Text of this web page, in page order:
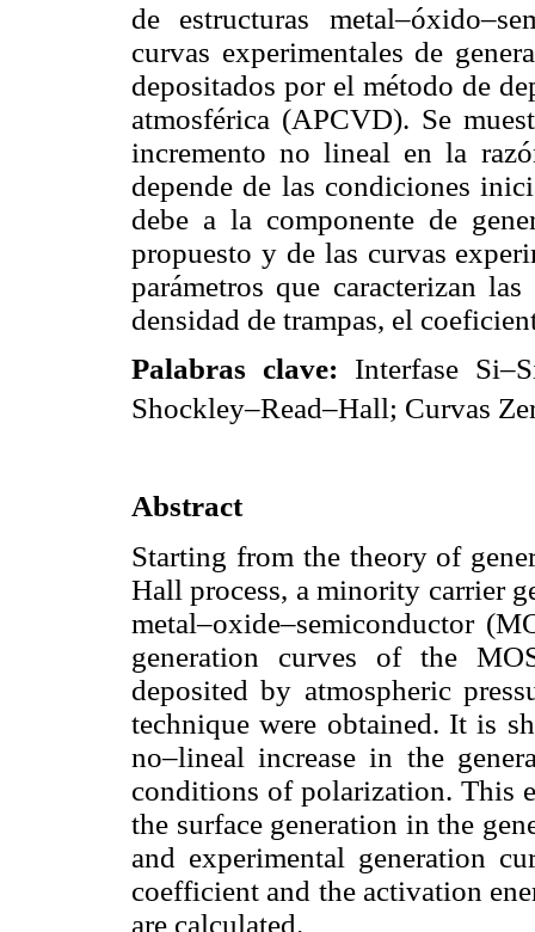
de estructuras
curvas experimentales de
depositados por el método de
atmosférica (APCVD). Se
incremento no lineal en la
depende de las condiciones
debe a la componente de
propuesto y de las curvas
parámetros que caracterizan
densidad de trampas, el
Palabras clave: Interfase
Shockley–Read–Hall; Curvas
Abstract
Starting from the theory of
Hall process, a minority carrier
metal–oxide–semiconductor
generation curves of the
deposited by atmospheric
technique were obtained. It is
no–lineal increase in the
conditions of polarization. This
the surface generation in the
and experimental generation
coefficient and the activation
are calculated.